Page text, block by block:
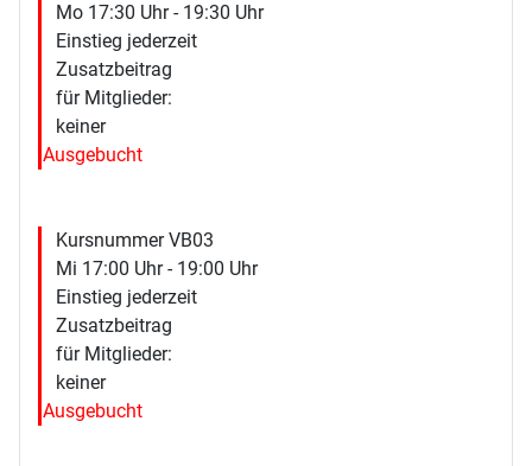
Mo 17:30 Uhr - 19:30 Uhr
Einstieg jederzeit
Zusatzbeitrag
für Mitglieder:
keiner
Ausgebucht
Kursnummer VB03
Mi 17:00 Uhr - 19:00 Uhr
Einstieg jederzeit
Zusatzbeitrag
für Mitglieder:
keiner
Ausgebucht